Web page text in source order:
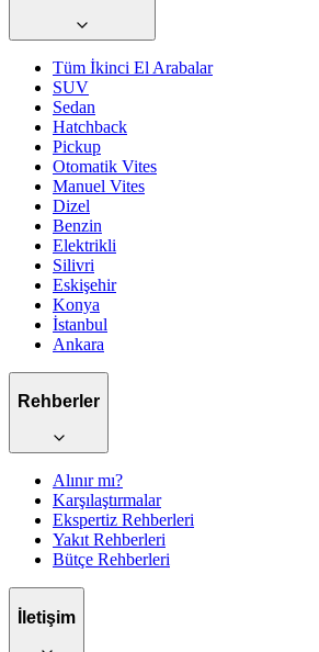
Tüm İkinci El Arabalar
SUV
Sedan
Hatchback
Pickup
Otomatik Vites
Manuel Vites
Dizel
Benzin
Elektrikli
Silivri
Eskişehir
Konya
İstanbul
Ankara
Rehberler
Alınır mı?
Karşılaştırmalar
Ekspertiz Rehberleri
Yakıt Rehberleri
Bütçe Rehberleri
İletişim